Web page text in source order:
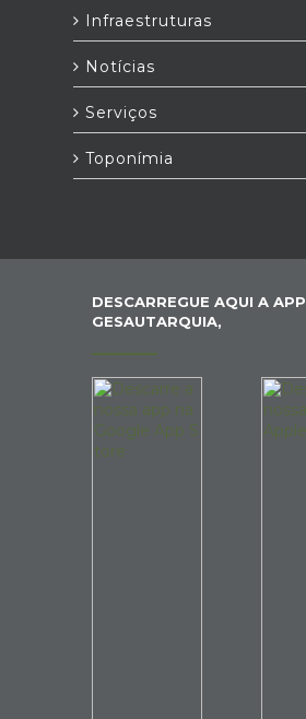
Infraestruturas
Notícias
Serviços
Toponímia
DESCARREGUE AQUI A APP
GESAUTARQUIA,